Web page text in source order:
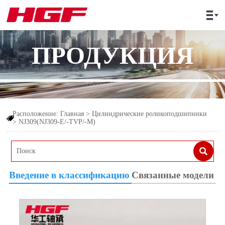

ПРОДУКЦИЯ

Расположение:Главная >Цилиндрические роликоподшипники
>NJ309(NJ309-E/-TVP/-M)

Введение в классификацию Связанные модели